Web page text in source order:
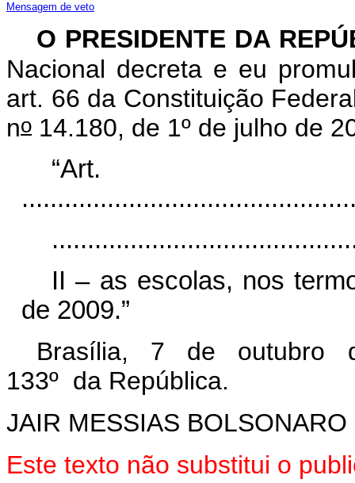
Mensagem de veto
O PRESIDENTE DA
Nacional decreta e eu
art. 66 da Constituição
no 14.180, de 1º de julho de
II – as escolas, nos
de 2009.”
Brasília, 7 de outubro
133º da República.
JAIR MESSIAS BOLSONARO
Este texto não substitui o